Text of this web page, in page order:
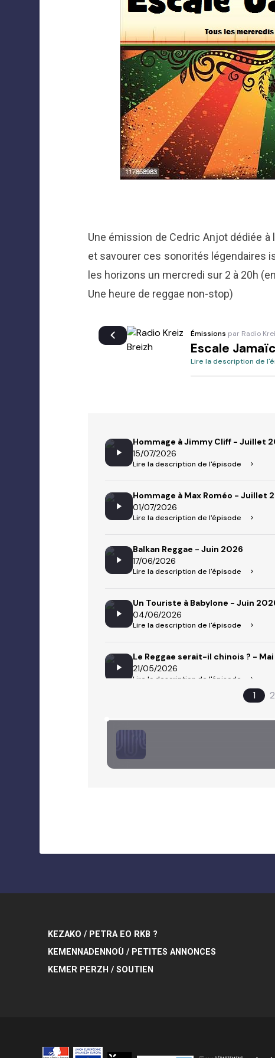
Une émission de Cedric Anjot dédiée
et savourer ces sonorités légendaires
les horizons un mercredi sur 2 à 20h
Une heure de reggae non-stop)
KEZAKO / PETRA EO RKB ?
KEMENNADENNOÙ / PETITES ANNONCES
KEMER PERZH / SOUTIEN